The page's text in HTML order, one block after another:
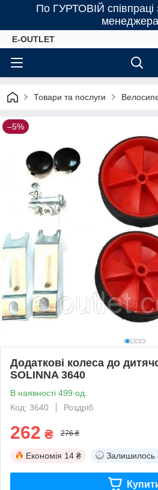
По ГУРТОВІЙ співпраці
E-OUTLET
Товари та послуги
–5%
Додаткові колеса до
SOLINNA 3640
В наявності 499 од.
Код: 3640
Роздріб
262 ₴ 276 ₴
Економія 14 ₴ Залишилось